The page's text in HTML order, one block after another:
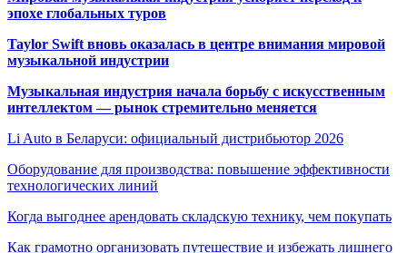
эпохе глобальных туров
Taylor Swift вновь оказалась в центре внимания мировой
музыкальной индустрии
Музыкальная индустрия начала борьбу с искусственным
интеллектом — рынок стремительно меняется
Li Auto в Беларуси: официальный дистрибьютор 2026
Оборудование для производства: повышение эффективности
технологических линий
Когда выгоднее арендовать складскую технику, чем покупать
Как грамотно организовать путешествие и избежать лишнего